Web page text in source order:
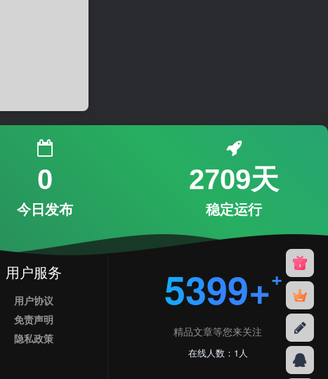
0
今日发布
2709天
稳定运行
用户服务
用户协议
免责声明
隐私政策
5399+
精品文章等您来关注
在线人数：1人